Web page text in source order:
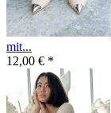
mit...
12,00 € *